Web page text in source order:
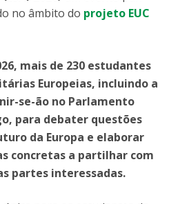
no âmbito do projeto EUC
mais de 230 estudantes
Europeias, incluindo a
se-ão no Parlamento
para debater questões
da Europa e elaborar
concretas a partilhar com
partes interessadas.